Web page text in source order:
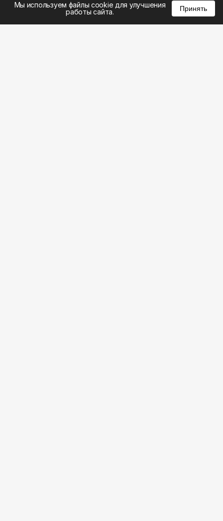
Мы используем файлы cookie для улучшения
работы сайта.
Принять